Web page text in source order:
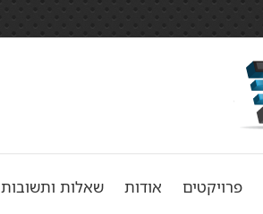
פרויקטים אודות שאלות ותשובות